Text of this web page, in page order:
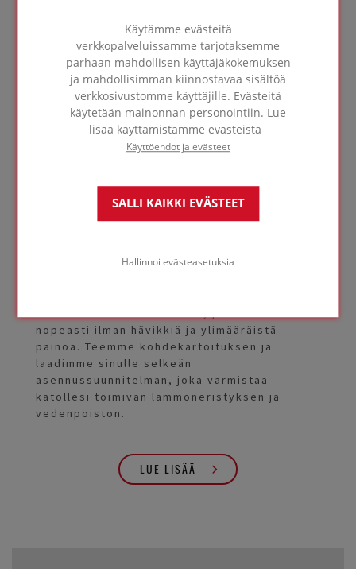
Käytämme evästeitä
verkkopalveluissamme tarjotaksemme
parhaan mahdollisen käyttäjäkokemuksen
ja mahdollisimman kiinnostavaa sisältöä
verkkosivustomme käyttäjille. Evästeitä
käytetään mainonnan personointiin. Lue
lisää käyttämistämme evästeistä
Käyttöehdot ja evästeet
SALLI KAIKKI EVÄSTEET
Hallinnoi evästeasetuksia
asiantuntija-apua?
OTA
YHTEYTTÄ
FOAMGLAS® TAPERED
kattoluiskajärjestelmä
Tarvitsetko hyvää vedenpoistoa tasakatolle?
nopeasti ilman hävikkiä ja ylimääräistä
painoa. Teemme kohdekartoituksen ja
laadimme sinulle selkeän
asennussuunnitelman, joka varmistaa
katollesi toimivan lämmöneristyksen ja
vedenpoiston.
LUE LISÄÄ